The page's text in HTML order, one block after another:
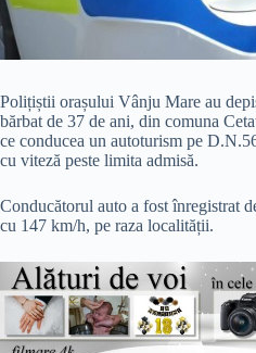
Polițiștii orașului Vânju Mare au
bărbat de 37 de ani, din comuna
ce conducea un autoturism pe
cu viteză peste limita admisă.
Conducătorul auto a fost înregistrat
cu 147 km/h, pe raza localității.